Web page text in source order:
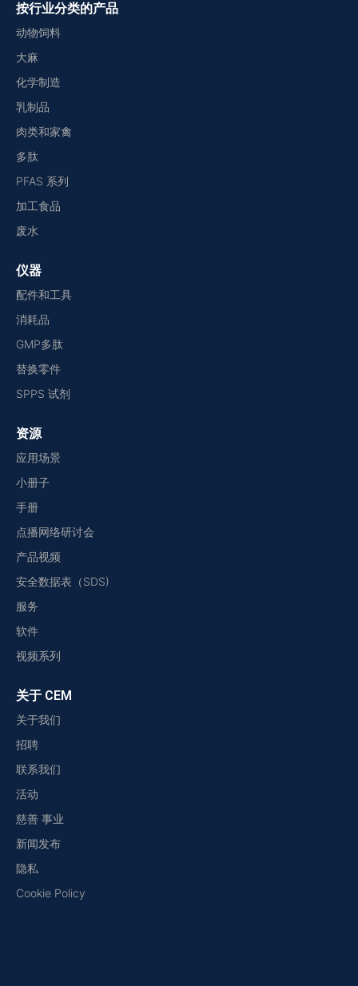
按行业分类的产品
动物饲料
大麻
化学制造
乳制品
肉类和家禽
多肽
PFAS 系列
加工食品
废水
仪器
配件和工具
消耗品
GMP多肽
替换零件
SPPS 试剂
资源
应用场景
小册子
手册
点播网络研讨会
产品视频
安全数据表（SDS)
服务
软件
视频系列
关于 CEM
关于我们
招聘
联系我们
活动
慈善 事业
新闻发布
隐私
Cookie Policy